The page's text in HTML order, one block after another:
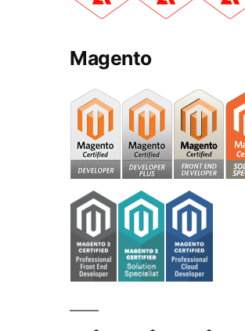
Magento